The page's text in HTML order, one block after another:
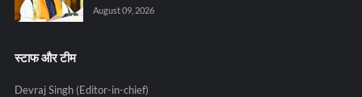
August 09, 2026
स्टाफ और टीम
Devraj Singh (Editor-in-chief)